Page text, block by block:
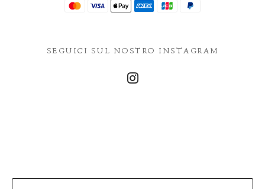
SEGUICI SUL NOSTRO INSTAGRAM